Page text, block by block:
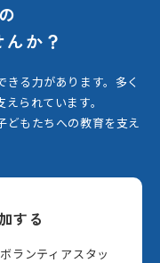
か？
る力があります。 多く
られています。
どもたちへの教育を支え
する
ランティアスタッ